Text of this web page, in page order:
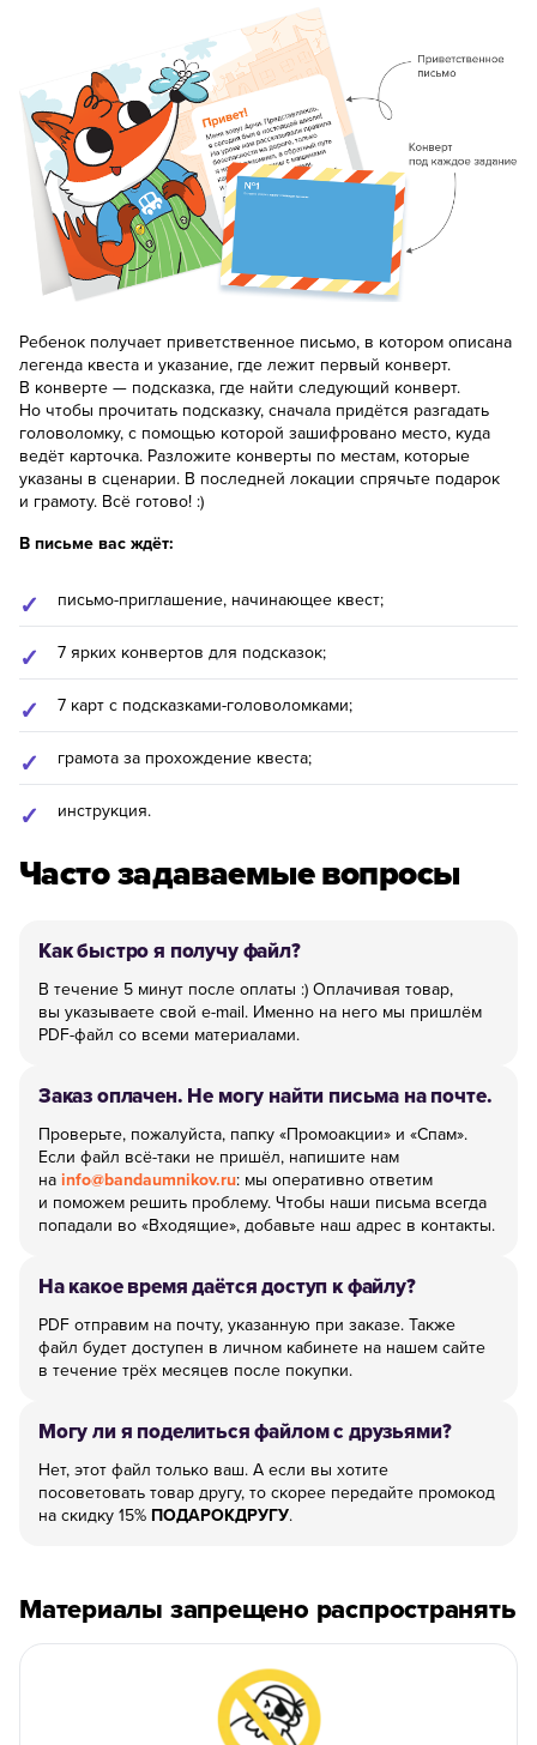
Ребенок получает приветственное письмо, в котором описана
легенда квеста и указание, где лежит первый конверт.
В конверте — подсказка, где найти следующий конверт.
Но чтобы прочитать подсказку, сначала придётся разгадать
головоломку, с помощью которой зашифровано место, куда
ведёт карточка. Разложите конверты по местам, которые
указаны в сценарии. В последней локации спрячьте подарок
и грамоту. Всё готово! :)
В письме вас ждёт:
письмо-приглашение, начинающее квест;
7 ярких конвертов для подсказок;
7 карт с подсказками-головоломками;
грамота за прохождение квеста;
инструкция.
Часто задаваемые вопросы
Как быстро я получу файл?
В течение 5 минут после оплаты :) Оплачивая товар,
вы указываете свой e-mail. Именно на него мы пришлём
PDF-файл со всеми материалами.
Заказ оплачен. Не могу найти письма на почте.
Проверьте, пожалуйста, папку «Промоакции» и «Спам».
Если файл всё-таки не пришёл, напишите нам
на info@bandaumnikov.ru: мы оперативно ответим
и поможем решить проблему. Чтобы наши письма всегда
попадали во «Входящие», добавьте наш адрес в контакты.
На какое время даётся доступ к файлу?
PDF отправим на почту, указанную при заказе. Также
файл будет доступен в личном кабинете на нашем сайте
в течение трёх месяцев после покупки.
Могу ли я поделиться файлом с друзьями?
Нет, этот файл только ваш. А если вы хотите
посоветовать товар другу, то скорее передайте промокод
на скидку 15% ПОДАРОКДРУГУ.
Материалы запрещено распространять
8 800 500-49-66